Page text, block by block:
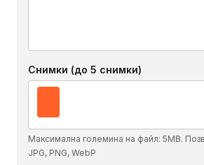
Снимки (до 5 снимки)
Максимална големина на файл: 5MB.
JPG, PNG, WebP